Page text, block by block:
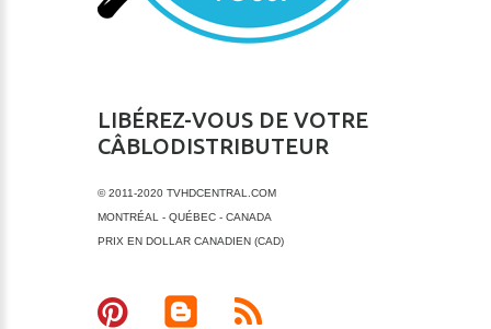
LIBÉREZ-VOUS DE VOTRE
CÂBLODISTRIBUTEUR
© 2011-2020 TVHDCENTRAL.COM
MONTRÉAL - QUÉBEC - CANADA
PRIX EN DOLLAR CANADIEN (CAD)